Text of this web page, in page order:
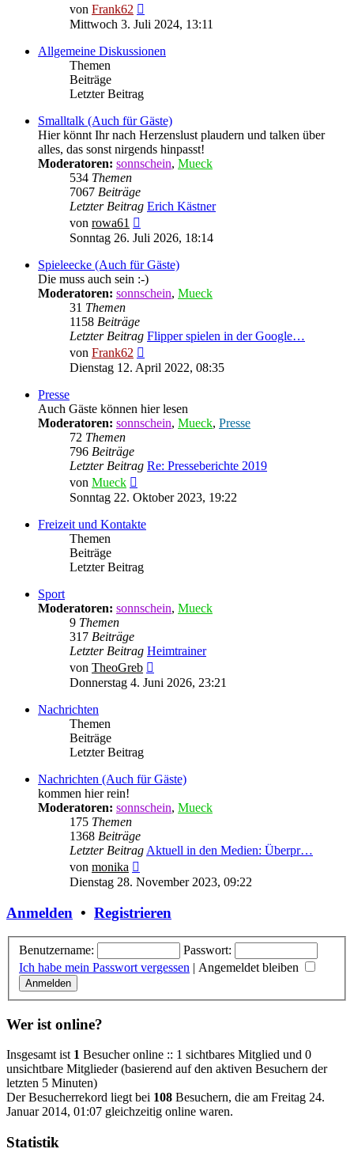
von Frank62
Beitrag
Mittwoch 3. Juli 2024, 13:11
Allgemeine Diskussionen
Themen
Beiträge
Letzter Beitrag
Smalltalk (Auch für Gäste)
Hier könnt Ihr nach Herzenslust plaudern und talken über
alles, das sonst nirgends hinpasst!
Moderatoren: sonnschein, Mueck
534 Themen
7067 Beiträge
Letzter Beitrag Erich Kästner
von rowa61
Beitrag
Sonntag 26. Juli 2026, 18:14
Spieleecke (Auch für Gäste)
Die muss auch sein :-)
Moderatoren: sonnschein, Mueck
31 Themen
1158 Beiträge
Letzter Beitrag Flipper spielen in der Google…
von Frank62
Beitrag
Dienstag 12. April 2022, 08:35
Presse
Auch Gäste können hier lesen
Moderatoren: sonnschein, Mueck, Presse
72 Themen
796 Beiträge
Letzter Beitrag Re: Presseberichte 2019
von Mueck
Beitrag
Sonntag 22. Oktober 2023, 19:22
Freizeit und Kontakte
Themen
Beiträge
Letzter Beitrag
Sport
Moderatoren: sonnschein, Mueck
9 Themen
317 Beiträge
Letzter Beitrag Heimtrainer
von TheoGreb
Beitrag
Donnerstag 4. Juni 2026, 23:21
Nachrichten
Themen
Beiträge
Letzter Beitrag
Nachrichten (Auch für Gäste)
kommen hier rein!
Moderatoren: sonnschein, Mueck
175 Themen
1368 Beiträge
Letzter Beitrag Aktuell in den Medien: Überpr…
von monika
Beitrag
Dienstag 28. November 2023, 09:22
Anmelden • Registrieren
Benutzername:
Passwort:
Ich habe mein Passwort vergessen | Angemeldet bleiben
Wer ist online?
Insgesamt ist 1 Besucher online :: 1 sichtbares Mitglied und 0
unsichtbare Mitglieder (basierend auf den aktiven Besuchern der
letzten 5 Minuten)
Der Besucherrekord liegt bei 108 Besuchern, die am Freitag 24.
Januar 2014, 01:07 gleichzeitig online waren.
Statistik